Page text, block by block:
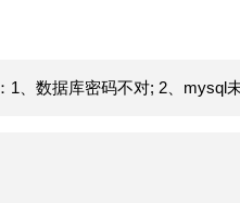
、数据库密码不对; 2、mysql未